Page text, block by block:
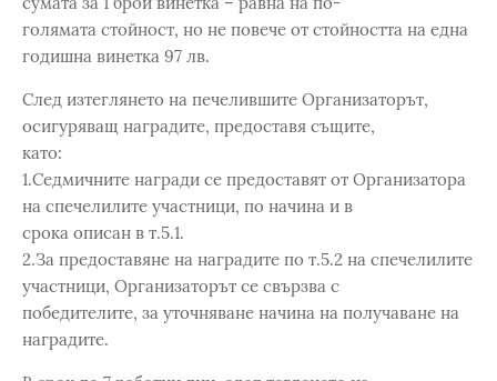
голямата стойност, но не повече от стойността на една
годишна винетка 97 лв.
След изтеглянето на печелившите Организаторът,
осигуряващ наградите, предоставя същите,
като:
1.Седмичните награди се предоставят от Организатора
на спечелилите участници, по начина и в
срока описан в т.5.1.
2.За предоставяне на наградите по т.5.2 на спечелилите
участници, Организаторът се свързва с
победителите, за уточняване начина на получаване на
наградите.